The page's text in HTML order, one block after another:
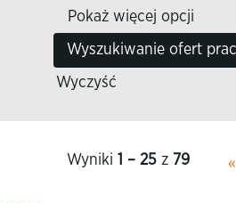
Pokaż więcej opcji
Wyczyść
Wyniki 1 – 25 z 79 «